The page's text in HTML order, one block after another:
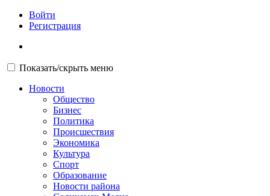
Войти
Регистрация
Показать/скрыть меню
Новости
Общество
Бизнес
Политика
Происшествия
Экономика
Культура
Спорт
Образование
Новости района